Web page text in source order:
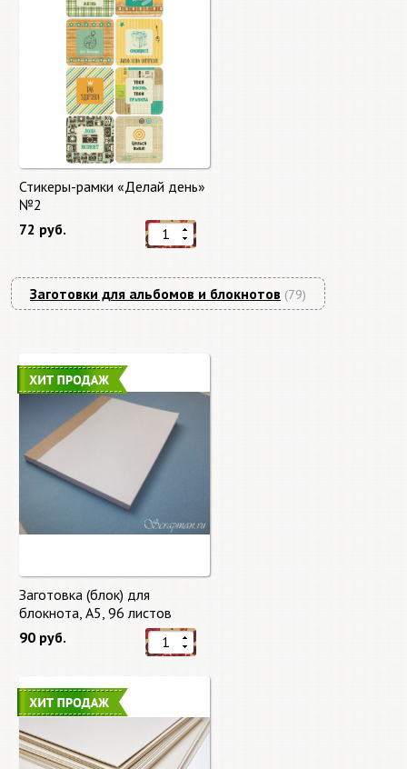
Стикеры-рамки «Делай день»
№2
72 руб.
Заготовки для альбомов и блокнотов (79)
Заготовка (блок) для
блокнота, А5, 96 листов
90 руб.